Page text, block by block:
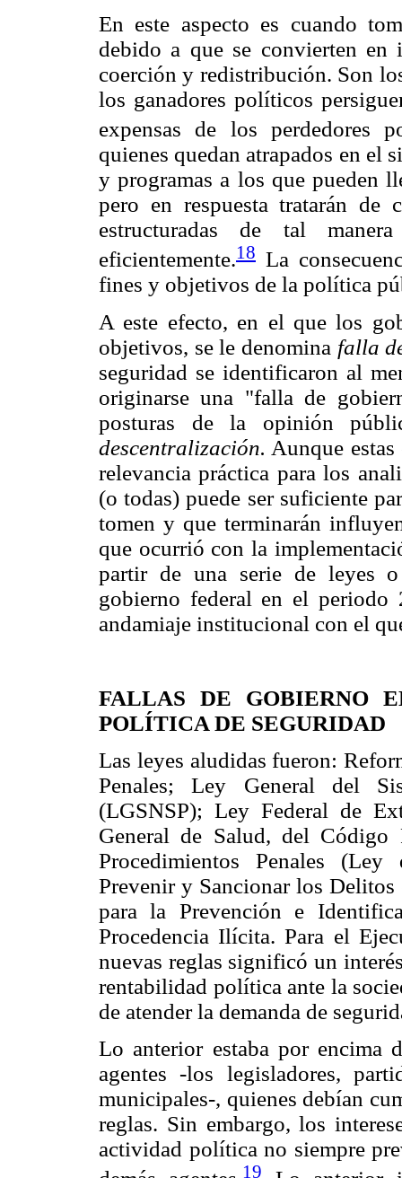
En este aspecto es cuando
debido a que se convierten en
coerción y redistribución. Son
los ganadores políticos
expensas de los perdedores
quienes quedan atrapados en el
y programas a los que pueden
pero en respuesta tratarán de
estructuradas de tal
eficientemente.18 La
fines y objetivos de la política
A este efecto, en el que los
objetivos, se le denomina falla
seguridad se identificaron al
originarse una "falla de
posturas de la opinión
descentralización. Aunque
relevancia práctica para los
(o todas) puede ser suficiente
tomen y que terminarán
que ocurrió con la
partir de una serie de leyes
gobierno federal en el
andamiaje institucional con el
FALLAS DE GOBIERNO
POLÍTICA DE SEGURIDAD
Las leyes aludidas fueron:
Penales; Ley General del
(LGSNSP); Ley Federal de
General de Salud, del
Procedimientos Penales
Prevenir y Sancionar los
para la Prevención e
Procedencia Ilícita. Para el
nuevas reglas significó un
rentabilidad política ante la
de atender la demanda de
Lo anterior estaba por encima
agentes -los legisladores,
municipales-, quienes debían
reglas. Sin embargo, los
actividad política no siempre
19